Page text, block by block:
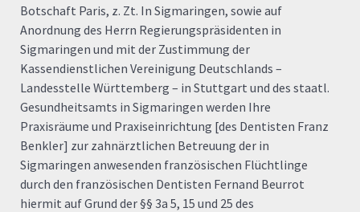
Botschaft Paris, z. Zt. In Sigmaringen, sowie auf
Anordnung des Herrn Regierungspräsidenten in
Sigmaringen und mit der Zustimmung der
Kassendienstlichen Vereinigung Deutschlands –
Landesstelle Württemberg – in Stuttgart und des staatl.
Gesundheitsamts in Sigmaringen werden Ihre
Praxisräume und Praxiseinrichtung [des Dentisten Franz
Benkler] zur zahnärztlichen Betreuung der in
Sigmaringen anwesenden französischen Flüchtlinge
durch den französischen Dentisten Fernand Beurrot
hiermit auf Grund der §§ 3a 5, 15 und 25 des